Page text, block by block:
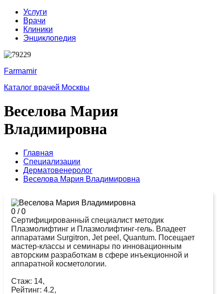
Услуги
Врачи
Клиники
Энциклопедия
Farmamir
Каталог врачей Москвы
Веселова Мария
Владимировна
Главная
Специализации
Дерматовенеролог
Веселова Мария Владимировна
0 /0
Сертифицированный специалист методик
Плазмолифтинг и Плазмолифтинг-гель. Владеет
аппаратами Surgitron, Jet peel, Quantum. Посещает
мастер-классы и семинары по инновационным
авторским разработкам в сфере инъекционной и
аппаратной косметологии.
Стаж: 14,
Рейтинг: 4.2,